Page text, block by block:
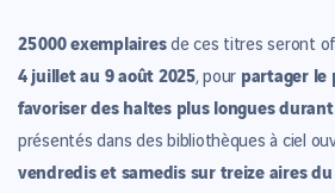
25 000 exemplairesde ces titres seront
4 juillet au 9 août 2025, pour partager le
favoriser des haltes plus longues
présentés dans des bibliothèques à ciel
vendredis et samedis sur treize aires